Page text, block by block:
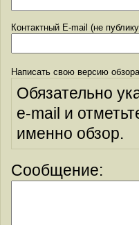
Контактный E-mail (не
Написать свою версию
Обязательно
e-mail и
именно обзор.
Сообщение: